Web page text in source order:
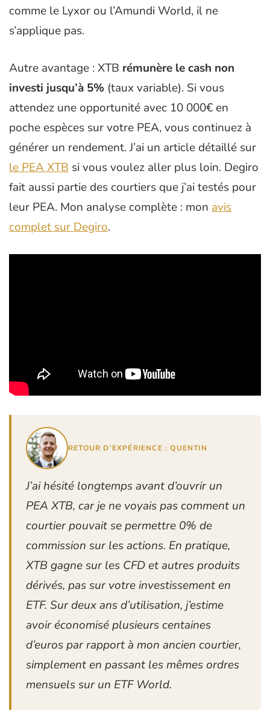
comme le Lyxor ou l’Amundi World, il ne
s’applique pas.
Autre avantage : XTB rémunère le cash non
investi jusqu’à 5% (taux variable). Si vous
attendez une opportunité avec 10 000€ en
poche espèces sur votre PEA, vous continuez à
générer un rendement. J’ai un article détaillé sur
le PEA XTB si vous voulez aller plus loin. Degiro
fait aussi partie des courtiers que j’ai testés pour
leur PEA. Mon analyse complète : mon avis
complet sur Degiro.
RETOUR D’EXPÉRIENCE : QUENTIN
J’ai hésité longtemps avant d’ouvrir un
PEA XTB, car je ne voyais pas comment un
courtier pouvait se permettre 0% de
commission sur les actions. En pratique,
XTB gagne sur les CFD et autres produits
dérivés, pas sur votre investissement en
ETF. Sur deux ans d’utilisation, j’estime
avoir économisé plusieurs centaines
d’euros par rapport à mon ancien courtier,
simplement en passant les mêmes ordres
mensuels sur un ETF World.